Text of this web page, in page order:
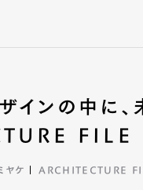
インの中に
FILE
ヤケ ARCHITECTURE